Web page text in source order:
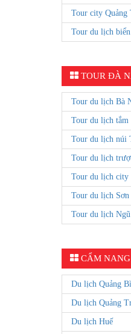
Tour city Quảng
Tour du lịch
TOUR ĐÀ
Tour du lịch Bà
Tour du lịch tắm
Tour du lịch núi
Tour du lịch
Tour du lịch city
Tour du lịch
Tour du lịch
CẨM
Du lịch Quảng
Du lịch Quảng
Du lịch Huế